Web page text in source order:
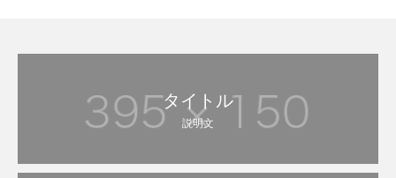
タイトル
説明文